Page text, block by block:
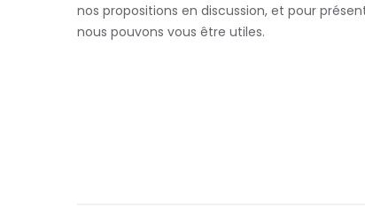
nos propositions en discussion, et pour
nous pouvons vous être utiles.